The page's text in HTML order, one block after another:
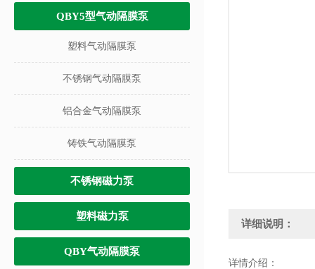
QBY5型气动隔膜泵
塑料气动隔膜泵
不锈钢气动隔膜泵
铝合金气动隔膜泵
铸铁气动隔膜泵
不锈钢磁力泵
塑料磁力泵
QBY气动隔膜泵
详细说明：
详情介绍：